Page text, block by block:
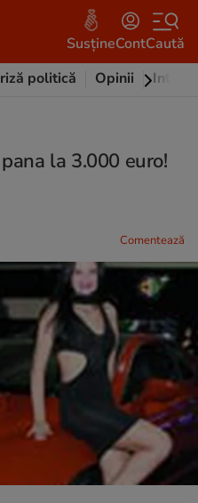
SusțineContCaută
politică Opinii
la 3.000 euro!
Comentează